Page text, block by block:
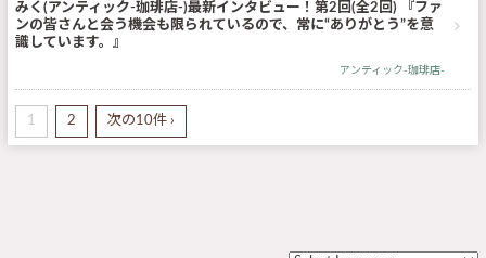
みく(アンティック-珈琲店-)最新インタビュー！第2回(全2回) 『ファ
ンの皆さんと会う機会も限られているので、常に“ありがとう”を意
識しています。』
アンティック-珈琲店-
1 2 次の10件 ›